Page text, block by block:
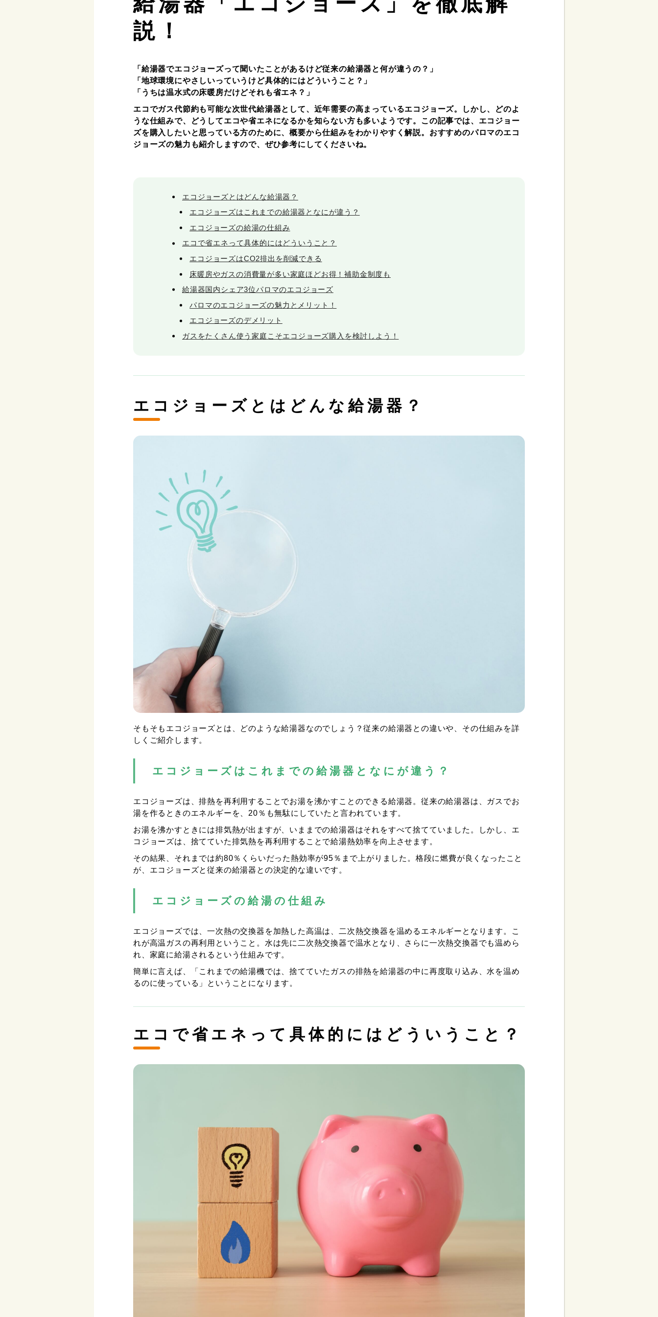
説！
「給湯器でエコジョーズって聞いたことがあるけど従来の給湯器と何が違うの？」
「地球環境にやさしいっていうけど具体的にはどういうこと？」
「うちは温水式の床暖房だけどそれも省エネ？」
エコでガス代節約も可能な次世代給湯器として、近年需要の高まっているエコジョーズ。しかし、どのよ
うな仕組みで、どうしてエコや省エネになるかを知らない方も多いようです。この記事では、エコジョー
ズを購入したいと思っている方のために、概要から仕組みをわかりやすく解説。おすすめのパロマのエコ
ジョーズの魅力も紹介しますので、ぜひ参考にしてくださいね。
エコジョーズとはどんな給湯器？
エコジョーズはこれまでの給湯器となにが違う？
エコジョーズの給湯の仕組み
エコで省エネって具体的にはどういうこと？
エコジョーズはCO2排出を削減できる
床暖房やガスの消費量が多い家庭ほどお得！補助金制度も
給湯器国内シェア3位パロマのエコジョーズ
パロマのエコジョーズの魅力とメリット！
エコジョーズのデメリット
ガスをたくさん使う家庭こそエコジョーズ購入を検討しよう！
エコジョーズとはどんな給湯器？
そもそもエコジョーズとは、どのような給湯器なのでしょう？従来の給湯器との違いや、その仕組みを詳
しくご紹介します。
エコジョーズはこれまでの給湯器となにが違う？
エコジョーズは、排熱を再利用することでお湯を沸かすことのできる給湯器。従来の給湯器は、ガスでお
湯を作るときのエネルギーを、20％も無駄にしていたと言われています。
お湯を沸かすときには排気熱が出ますが、いままでの給湯器はそれをすべて捨てていました。しかし、エ
コジョーズは、捨てていた排気熱を再利用することで給湯熱効率を向上させます。
その結果、それまでは約80％くらいだった熱効率が95％まで上がりました。格段に燃費が良くなったこと
が、エコジョーズと従来の給湯器との決定的な違いです。
エコジョーズの給湯の仕組み
エコジョーズでは、一次熱の交換器を加熱した高温は、二次熱交換器を温めるエネルギーとなります。こ
れが高温ガスの再利用ということ。水は先に二次熱交換器で温水となり、さらに一次熱交換器でも温めら
れ、家庭に給湯されるという仕組みです。
簡単に言えば、「これまでの給湯機では、捨てていたガスの排熱を給湯器の中に再度取り込み、水を温め
るのに使っている」ということになります。
エコで省エネって具体的にはどういうこと？